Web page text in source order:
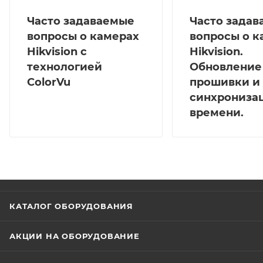
Часто задаваемые
вопросы о камерах
Hikvision с
технологией
ColorVu
Часто
вопросы о
Hikvision.
Обновление
прошивки и
времени.
КАТАЛОГ ОБОРУДОВАНИЯ
АКЦИИ НА ОБОРУДОВАНИЕ